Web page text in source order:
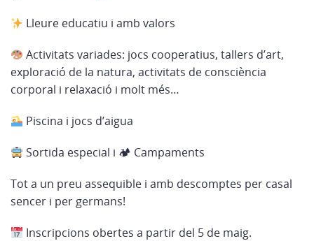
Lleure educatiu i amb valors
Activitats variades: jocs cooperatius, tallers d’art,
exploració de la natura, activitats de consciència
corporal i relaxació i molt més…
Piscina i jocs d’aigua
Sortida especial i 🏕 Campaments
Tot a un preu assequible i amb descomptes per casal
sencer i per germans!
Inscripcions obertes a partir del 5 de maig.